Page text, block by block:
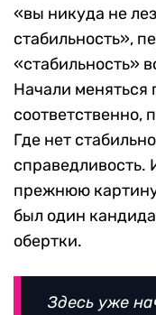
«вы никуда не
стабильность»,
«стабильность»
Начали меняться
соответственно,
Где нет
справедливость.
прежнюю
был один
обертки.
Здесь уже